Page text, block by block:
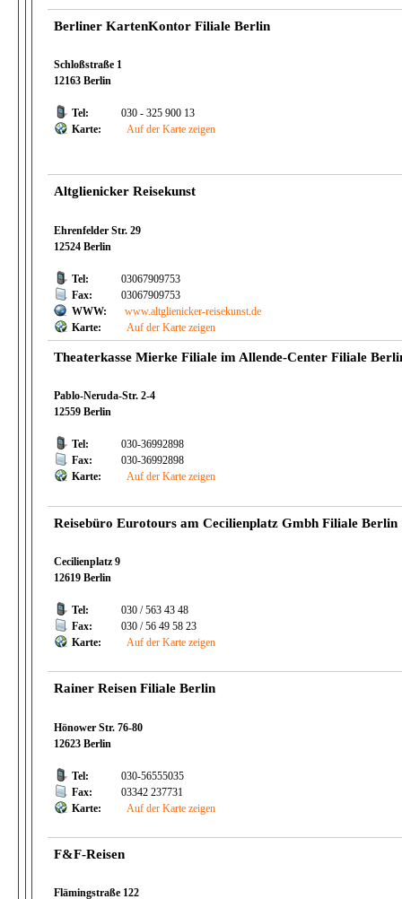
Berliner KartenKontor Filiale Berlin
Schloßstraße 1
12163 Berlin
Tel:
030 - 325 900 13
Karte:
Auf der Karte zeigen
Altglienicker Reisekunst
Ehrenfelder Str. 29
12524 Berlin
Tel:
03067909753
Fax:
03067909753
WWW:
www.altglienicker-reisekunst.de
Karte:
Auf der Karte zeigen
Theaterkasse Mierke Filiale im Allende-Center Filiale
Pablo-Neruda-Str. 2-4
12559 Berlin
Tel:
030-36992898
Fax:
030-36992898
Karte:
Auf der Karte zeigen
Reisebüro Eurotours am Cecilienplatz Gmbh Filiale Berlin
Cecilienplatz 9
12619 Berlin
Tel:
030 / 563 43 48
Fax:
030 / 56 49 58 23
Karte:
Auf der Karte zeigen
Rainer Reisen Filiale Berlin
Hönower Str. 76-80
12623 Berlin
Tel:
030-56555035
Fax:
03342 237731
Karte:
Auf der Karte zeigen
F&F-Reisen
Flämingstraße 122